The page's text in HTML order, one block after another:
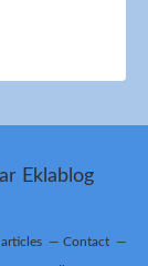
Eklablog
Contact